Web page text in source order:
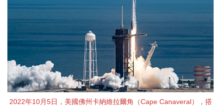
2022年10月5日，美國佛州卡納維拉爾角（Cape Canaveral），搭